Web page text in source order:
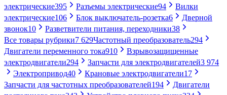
электрические395 Разъемы электрические94
Вилки
электрические106 Блок выключатель-розетка6
Дверной
звонок10 Разветвители питания, переходники38
Все товары рубрики7 629Частотный преобразователь294
Двигатели переменного тока910
Взрывозащищенные
электродвигатели294 Запчасти для электродвигателей3 974
Электропривод40 Крановые электродвигатели17
Запчасти для частотных преобразователей194
Двигатели